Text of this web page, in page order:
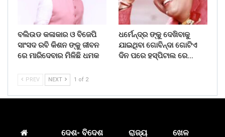
ବଲିଉଡ କଳାକାର ଓ ବିଜେପି
ସାଂସଦ ରବି କିଶନ ଙ୍କୁ ଜୀବନ
ରେ ମାରିଦେବାର ମିଳିଛି ଧମକ
ଧର୍ମେନ୍ଦ୍ର ଙ୍କୁ ଦେଖିବାକୁ
ଯାଇଥିବା ଗୋବିନ୍ଦା ଗୋଟିଏ
ଦିନ ପରେ ହସ୍ପିଟାଲ ରେ…
PREV NEXT 1 of 2
ଦେଶ- ବିଦେଶ ରାଜ୍ୟ ଖେଳ